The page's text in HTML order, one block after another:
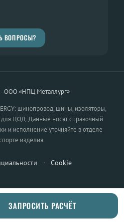
ВОПРОСЫ?
· ООО «НПЦ Металлург»
шинопровод, шины, изоляторы,
ЦОД. Данные носят справочный
и исполнение уточняйте в отделе
изделия.
· Cookie
ЗАПРОСИТЬ РАСЧЁТ